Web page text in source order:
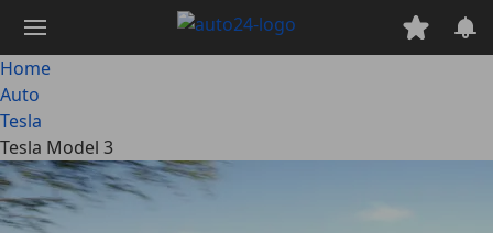
contenuto
principale
Home
Auto
Tesla
Tesla Model 3